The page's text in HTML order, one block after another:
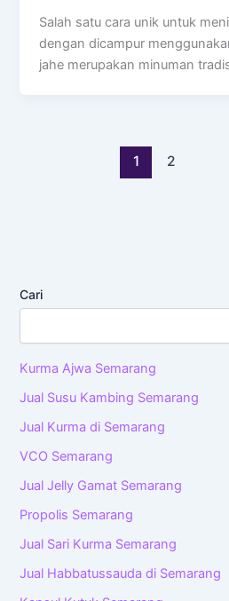
Salah satu cara unik untuk
dengan dicampur
jahe merupakan minuman
1 2
Cari
Kurma Ajwa Semarang
Jual Susu Kambing Semarang
Jual Kurma di Semarang
VCO Semarang
Jual Jelly Gamat Semarang
Propolis Semarang
Jual Sari Kurma Semarang
Jual Habbatussauda di Semarang